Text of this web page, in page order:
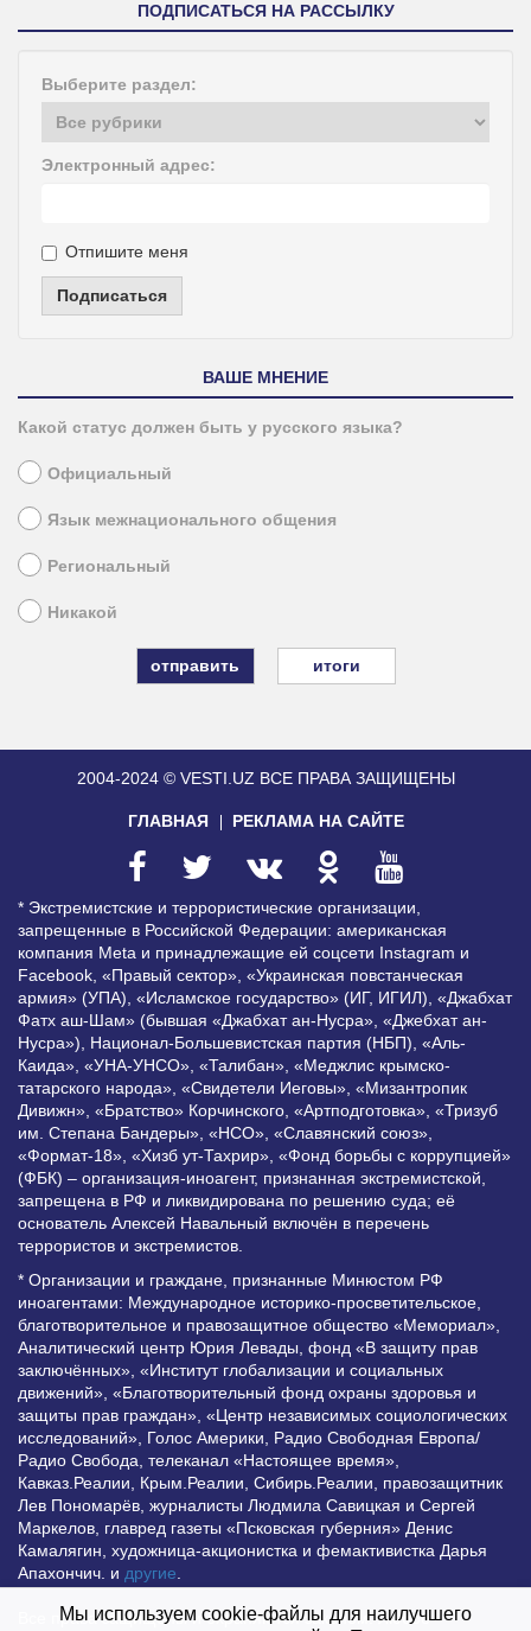
ПОДПИСАТЬСЯ НА РАССЫЛКУ
Выберите раздел:
Электронный адрес:
Отпишите меня
Подписаться
ВАШЕ МНЕНИЕ
Какой статус должен быть у русского языка?
Официальный
Язык межнационального общения
Региональный
Никакой
итоги
2004-2024 © VESTI.UZ ВСЕ ПРАВА ЗАЩИЩЕНЫ
ГЛАВНАЯ РЕКЛАМА НА САЙТЕ
* Экстремистские и террористические организации,
запрещенные в Российской Федерации: американская
компания Meta и принадлежащие ей соцсети Instagram и
Facebook, «Правый сектор», «Украинская повстанческая
армия» (УПА), «Исламское государство» (ИГ, ИГИЛ), «Джабхат
Фатх аш-Шам» (бывшая «Джабхат ан-Нусра», «Джебхат ан-
Нусра»), Национал-Большевистская партия (НБП), «Аль-
Каида», «УНА-УНСО», «Талибан», «Меджлис крымско-
татарского народа», «Свидетели Иеговы», «Мизантропик
Дивижн», «Братство» Корчинского, «Артподготовка», «Тризуб
им. Степана Бандеры», «НСО», «Славянский союз»,
«Формат-18», «Хизб ут-Тахрир», «Фонд борьбы с коррупцией»
(ФБК) – организация-иноагент, признанная экстремистской,
запрещена в РФ и ликвидирована по решению суда; её
основатель Алексей Навальный включён в перечень
террористов и экстремистов.
* Организации и граждане, признанные Минюстом РФ
иноагентами: Международное историко-просветительское,
благотворительное и правозащитное общество «Мемориал»,
Аналитический центр Юрия Левады, фонд «В защиту прав
заключённых», «Институт глобализации и социальных
движений», «Благотворительный фонд охраны здоровья и
защиты прав граждан», «Центр независимых социологических
исследований», Голос Америки, Радио Свободная Европа/
Радио Свобода, телеканал «Настоящее время»,
Кавказ.Реалии, Крым.Реалии, Сибирь.Реалии, правозащитник
Лев Пономарёв, журналисты Людмила Савицкая и Сергей
Маркелов, главред газеты «Псковская губерния» Денис
Камалягин, художница-акционистка и фемактивистка Дарья
Апахончич. и другие
Все права защищены и охраняются законом. Любое
Мы используем cookie-файлы для наилучшего